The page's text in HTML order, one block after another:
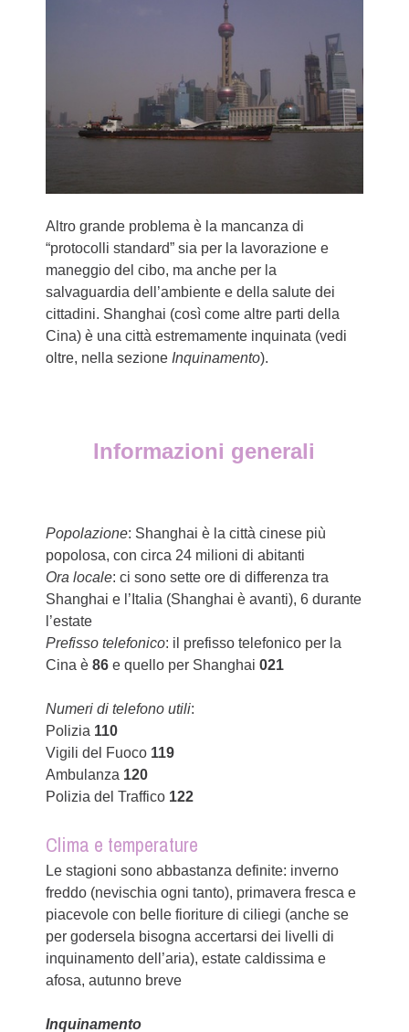
Altro grande problema è la mancanza di
“protocolli standard” sia per la lavorazione e
maneggio del cibo, ma anche per la
salvaguardia dell’ambiente e della salute dei
cittadini. Shanghai (così come altre parti della
Cina) è una città estremamente inquinata (vedi
oltre, nella sezione Inquinamento).
Informazioni generali
Popolazione: Shanghai è la città cinese più
popolosa, con circa 24 milioni di abitanti
Ora locale: ci sono sette ore di differenza tra
Shanghai e l’Italia (Shanghai è avanti), 6 durante
l’estate
Prefisso telefonico: il prefisso telefonico per la
Cina è86 e quello per Shanghai021
Numeri di telefono utili:
Polizia 110
Vigili del Fuoco 119
Ambulanza 120
Polizia del Traffico 122
Clima e temperature
Le stagioni sono abbastanza definite: inverno
freddo (nevischia ogni tanto), primavera fresca e
piacevole con belle fioriture di ciliegi (anche se
per godersela bisogna accertarsi dei livelli di
inquinamento dell’aria), estate caldissima e
afosa, autunno breve
Inquinamento